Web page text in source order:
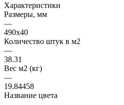
Характеристики
Размеры, мм
—
490x40
Количество штук в м2
—
38.31
Вес м2 (кг)
—
19.84458
Название цвета